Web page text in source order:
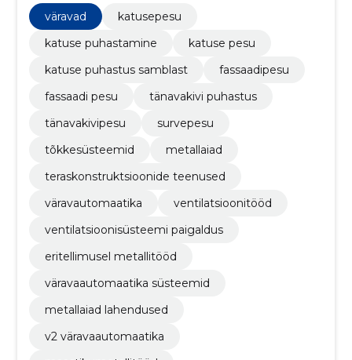
väravad
katusepesu
katuse puhastamine
katuse pesu
katuse puhastus samblast
fassaadipesu
fassaadi pesu
tänavakivi puhastus
tänavakivipesu
survepesu
tõkkesüsteemid
metallaiad
teraskonstruktsioonide teenused
väravautomaatika
ventilatsioonitööd
ventilatsioonisüsteemi paigaldus
eritellimusel metallitööd
väravaautomaatika süsteemid
metallaiad lahendused
v2 väravaautomaatika